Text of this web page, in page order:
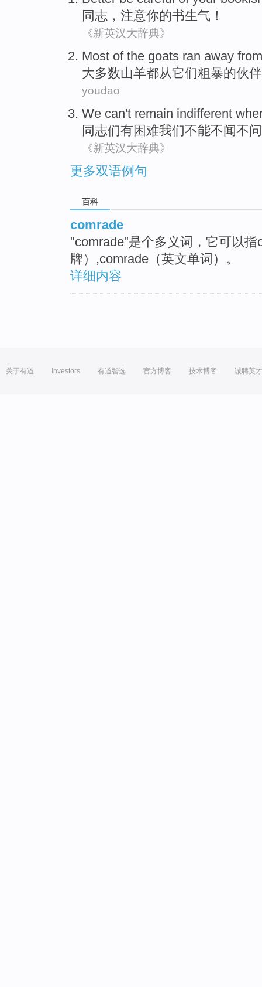
同志 ， 注意你的书生气！
《新英汉大辞典》
Most of the goats ran away from
大多数山羊都从它们粗暴的伙伴
youdao
We can't remain indifferent
同志们有困难我们不能不闻不问
《新英汉大辞典》
更多双语例句
百科
comrade
"comrade"是个多义词，它可以
牌）,comrade（英文单词）。
详细内容
关于有道 Investors 有道智选 官方博客 技术博客 诚聘英才